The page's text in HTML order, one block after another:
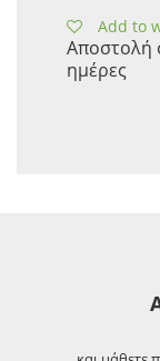
Add to
Αποστολή
ημέρες